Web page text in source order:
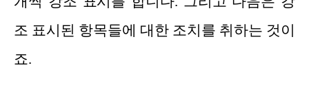
조 표시된 항목들에 대한 조치를 취하는 것이
죠.